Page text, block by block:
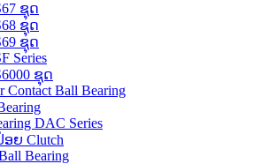
ຊຸດ
ຊຸດ
ຊຸດ
Series
ຊຸດ
Contact Ball Bearing
DAC Series
ຍ Clutch
Bearing